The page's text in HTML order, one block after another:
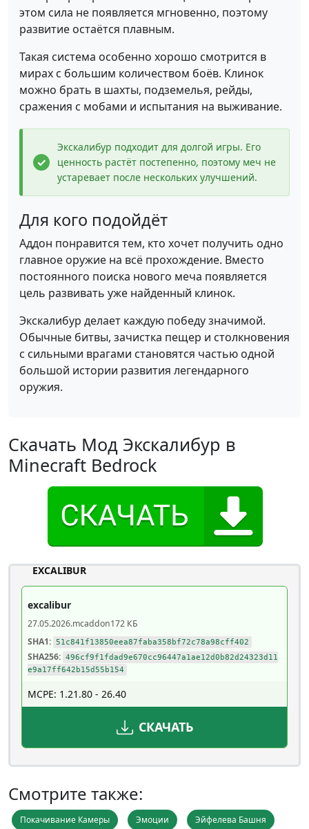
этом сила не появляется мгновенно, поэтому
развитие остаётся плавным.
Такая система особенно хорошо смотрится в
мирах с большим количеством боёв. Клинок
можно брать в шахты, подземелья, рейды,
сражения с мобами и испытания на выживание.
Экскалибур подходит для долгой игры. Его
ценность растёт постепенно, поэтому меч не
устаревает после нескольких улучшений.
Для кого подойдёт
Аддон понравится тем, кто хочет получить одно
главное оружие на всё прохождение. Вместо
постоянного поиска нового меча появляется
цель развивать уже найденный клинок.
Экскалибур делает каждую победу значимой.
Обычные битвы, зачистка пещер и столкновения
с сильными врагами становятся частью одной
большой истории развития легендарного
оружия.
Скачать Мод Экскалибур в
Minecraft Bedrock
EXCALIBUR
excalibur
27.05.2026.mcaddon172 КБ
SHA1: 51c841f13850eea87faba358bf72c78a98cff402
SHA256: 496cf9f1fdad9e670cc96447a1ae12d0b82d24323d11
e9a17ff642b15d55b154
MCPE: 1.21.80 - 26.40
СКАЧАТЬ
Смотрите также:
Покачивание Камеры Эмоции Эйфелева Башня